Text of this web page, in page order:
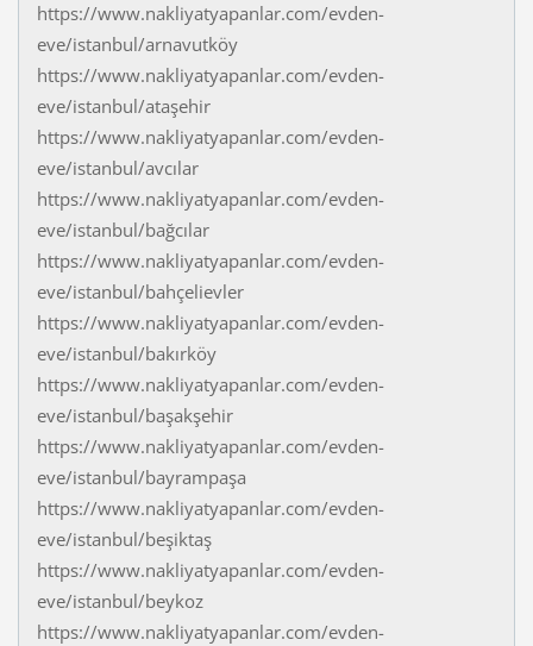
https://www.nakliyatyapanlar.com/evden-
eve/istanbul/arnavutköy
https://www.nakliyatyapanlar.com/evden-
eve/istanbul/ataşehir
https://www.nakliyatyapanlar.com/evden-
eve/istanbul/avcılar
https://www.nakliyatyapanlar.com/evden-
eve/istanbul/bağcılar
https://www.nakliyatyapanlar.com/evden-
eve/istanbul/bahçelievler
https://www.nakliyatyapanlar.com/evden-
eve/istanbul/bakırköy
https://www.nakliyatyapanlar.com/evden-
eve/istanbul/başakşehir
https://www.nakliyatyapanlar.com/evden-
eve/istanbul/bayrampaşa
https://www.nakliyatyapanlar.com/evden-
eve/istanbul/beşiktaş
https://www.nakliyatyapanlar.com/evden-
eve/istanbul/beykoz
https://www.nakliyatyapanlar.com/evden-